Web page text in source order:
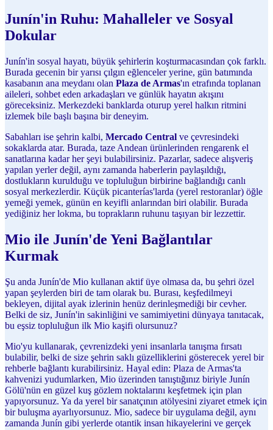
Junín'in Ruhu: Mahalleler ve Sosyal
Dokular
Junín'in sosyal hayatı, büyük şehirlerin koşturmacasından çok farklı.
Burada gecenin bir yarısı çılgın eğlenceler yerine, gün batımında
kasabanın ana meydanı olan Plaza de Armas'ın etrafında toplanan
aileleri, sohbet eden arkadaşları ve günlük hayatın akışını
göreceksiniz. Merkezdeki banklarda oturup yerel halkın ritmini
izlemek bile başlı başına bir deneyim.
Sabahları ise şehrin kalbi, Mercado Central ve çevresindeki
sokaklarda atar. Burada, taze Andean ürünlerinden rengarenk el
sanatlarına kadar her şeyi bulabilirsiniz. Pazarlar, sadece alışveriş
yapılan yerler değil, aynı zamanda haberlerin paylaşıldığı,
dostlukların kurulduğu ve topluluğun birbirine bağlandığı canlı
sosyal merkezlerdir. Küçük picanterías'larda (yerel restoranlar) öğle
yemeği yemek, günün en keyifli anlarından biri olabilir. Burada
yediğiniz her lokma, bu toprakların ruhunu taşıyan bir lezzettir.
Mio ile Junín'de Yeni Bağlantılar
Kurmak
Şu anda Junín'de Mio kullanan aktif üye olmasa da, bu şehri özel
yapan şeylerden biri de tam olarak bu. Burası, keşfedilmeyi
bekleyen, dijital ayak izlerinin henüz derinleşmediği bir cevher.
Belki de siz, Junín'in sakinliğini ve samimiyetini dünyaya tanıtacak,
bu eşsiz topluluğun ilk Mio kaşifi olursunuz?
Mio'yu kullanarak, çevrenizdeki yeni insanlarla tanışma fırsatı
bulabilir, belki de size şehrin saklı güzelliklerini gösterecek yerel bir
rehberle bağlantı kurabilirsiniz. Hayal edin: Plaza de Armas'ta
kahvenizi yudumlarken, Mio üzerinden tanıştığınız biriyle Junín
Gölü'nün en güzel kuş gözlem noktalarını keşfetmek için plan
yapıyorsunuz. Ya da yerel bir sanatçının atölyesini ziyaret etmek için
bir buluşma ayarlıyorsunuz. Mio, sadece bir uygulama değil, aynı
zamanda Junín gibi yerlerde otantik insan hikayelerini ve gerçek